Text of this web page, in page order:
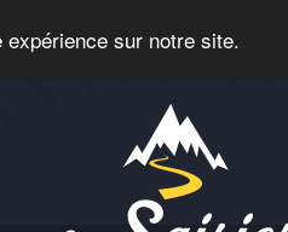
sur notre site.